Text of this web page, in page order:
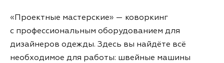
«Проектные мастерские» — коворкинг
с профессиональным оборудованием для
дизайнеров одежды. Здесь вы найдёте всё
необходимое для работы: швейные машины